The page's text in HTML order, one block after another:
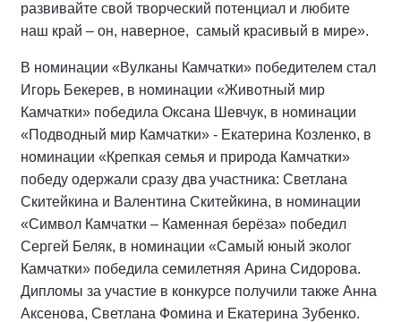
развивайте свой творческий потенциал и любите
наш край – он, наверное, самый красивый в мире».
В номинации «Вулканы Камчатки» победителем стал
Игорь Бекерев, в номинации «Животный мир
Камчатки» победила Оксана Шевчук, в номинации
«Подводный мир Камчатки» - Екатерина Козленко, в
номинации «Крепкая семья и природа Камчатки»
победу одержали сразу два участника: Светлана
Скитейкина и Валентина Скитейкина, в номинации
«Символ Камчатки – Каменная берёза» победил
Сергей Беляк, в номинации «Самый юный эколог
Камчатки» победила семилетняя Арина Сидорова.
Дипломы за участие в конкурсе получили также Анна
Аксенова, Светлана Фомина и Екатерина Зубенко.